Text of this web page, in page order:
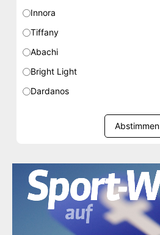
Innora
Tiffany
Abachi
Bright Light
Dardanos
Abstimmen